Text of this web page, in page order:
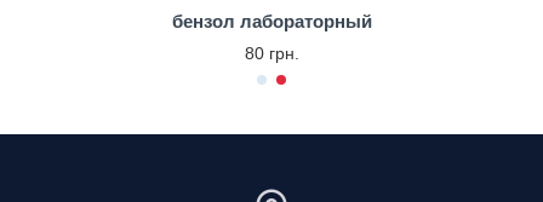
бензол лабораторный
80 грн.